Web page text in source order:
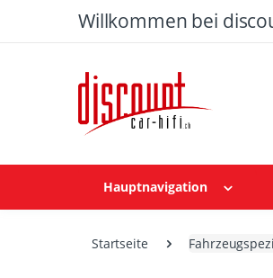
Willkommen bei
Hauptnavigation
Startseite